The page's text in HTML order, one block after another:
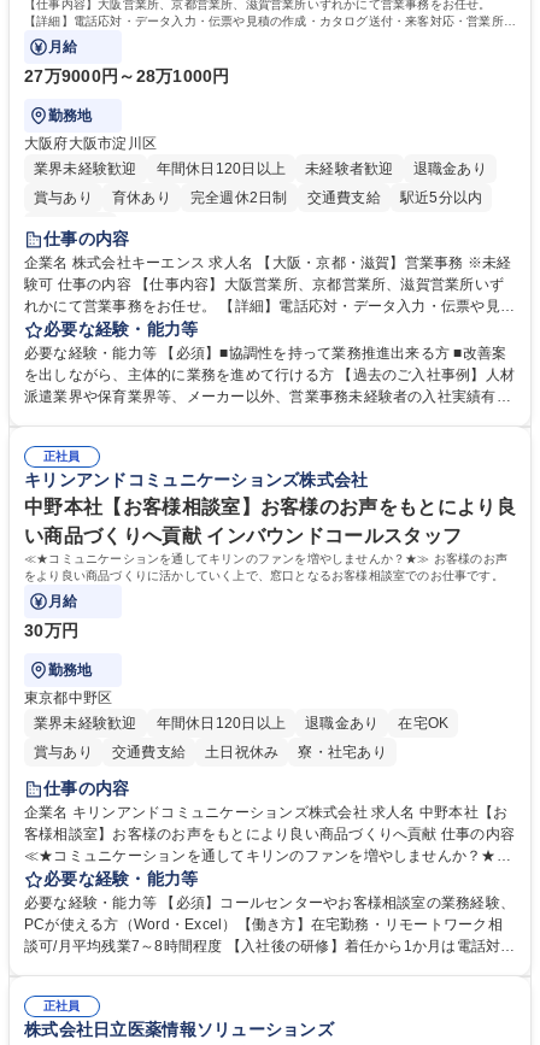
【仕事内容】大阪営業所、京都営業所、滋賀営業所いずれかにて営業事務をお任せ。
【詳細】電話応対・データ入力・伝票や見積の作成・カタログ送付・来客対応・営業所内
で発生する事務業務や業務改善をお任せ。
月給
27万9000円～28万1000円
勤務地
大阪府大阪市淀川区
業界未経験歓迎
年間休日120日以上 未経験者歓迎
退職金あり
賞与あり
育休あり 完全週休2日制 交通費支給
駅近5分以内
土日祝休み
仕事の内容
企業名 株式会社キーエンス 求人名 【大阪・京都・滋賀】営業事務 ※未経
験可 仕事の内容 【仕事内容】大阪営業所、京都営業所、滋賀営業所いず
れかにて営業事務をお任せ。 【詳細】電話応対・データ入力・伝票や見積
の作成・カタログ送付・来客対応・営業所内で発生する事務業務や業務改
善をお任せ。 【教育制度】ご入社後、育成担当とペアになりながらOJTに
て業務を覚えていただくことが可能です。業務システムがきちんと構築さ
れているため、スムーズに仕事に慣れることができる環境です。また、
募集職種 【大阪・京都・滋賀】営業事務 ※未経験可
必要な経験・能力等
必要な経験・能力等 【必須】■協調性を持って業務推進出来る方 ■改善案
を出しながら、主体的に業務を進めて行ける方 【過去のご入社事例】人材
派遣業界や保育業界等、メーカー以外、営業事務未経験者の入社実績有
えて、お客様や社員の状況に合わせ、能動的なサポート、改善の動きも期
待され。組織を支えるスペシャリストとして、チームに貢献し、結果的に
社員から頼られる存在になることができます。平均19:30の退勤以降の業
務の持ち帰りも禁止されており、メリハリのある働き方となります。 学
歴・資格 学歴：大学院 大学 高専 短大 語学力： 資格：
正社員
キリンアンドコミュニケーションズ株式会社
中野本社【お客様相談室】お客様のお声をもとにより良
い商品づくりへ貢献 インバウンドコールスタッフ
≪★コミュニケーションを通してキリンのファンを増やしませんか？★≫ お客様のお声
をより良い商品づくりに活かしていく上で、窓口となるお客様相談室でのお仕事です。
月給
30万円
勤務地
東京都中野区
業界未経験歓迎
年間休日120日以上 退職金あり
在宅OK
賞与あり
交通費支給 土日祝休み 寮・社宅あり
仕事の内容
企業名 キリンアンドコミュニケーションズ株式会社 求人名 中野本社【お
客様相談室】お客様のお声をもとにより良い商品づくりへ貢献 仕事の内容
≪★コミュニケーションを通してキリンのファンを増やしませんか？★≫
お客様のお声をより良い商品づくりに活かしていく上で、窓口となるお客
様相談室でのお仕事です。 日々お客様からいただくキリングループへのご
意見を、企業活動に活かしています。お客様からの声に迅速かつ誠意をも
って対応、情報提供するとともにグループ内活動に反映しています。 【具
平均100件前後■メール・手紙：同上40件前後 募集職種 中野本社【お客様
相談室】お客様のお声をもとにより良い商品づくりへ貢献
必要な経験・能力等
必要な経験・能力等 【必須】コールセンターやお客様相談室の業務経験、
PCが使える方（Word・Excel）【働き方】在宅勤務・リモートワーク相
談可/月平均残業7～8時間程度 【入社後の研修】着任から1か月は電話対応
すのでご安心ください。 【当社について】キリングループの広報機能を担
う会社として、お客様との出会いを大切にし、磨き上げたホスピタリティ
正社員
株式会社日立医薬情報ソリューションズ